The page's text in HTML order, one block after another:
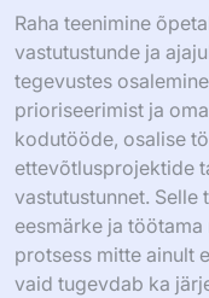
Raha teenimine
vastutustunde ja
tegevustes
prioriseerimist ja
kodutööde, osalise
ettevõtlusprojektide
vastutustunnet. Selle
eesmärke ja töötama
protsess mitte ainult
vaid tugevdab ka